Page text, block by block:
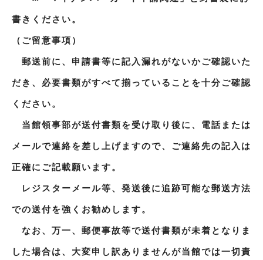
書きください。
（ご留意事項）
郵送前に、申請書等に記入漏れがないかご確認いた
だき、必要書類がすべて揃っていることを十分ご確認
ください。
当館領事部が送付書類を受け取り後に、電話または
メールで連絡を差し上げますので、ご連絡先の記入は
正確にご記載願います。
レジスターメール等、発送後に追跡可能な郵送方法
での送付を強くお勧めします。
なお、万一、郵便事故等で送付書類が未着となりま
した場合は、大変申し訳ありませんが当館では一切責